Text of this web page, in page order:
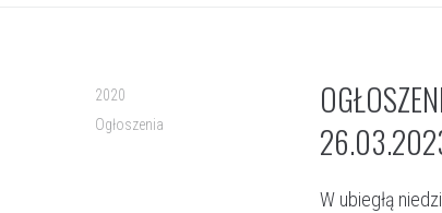
2020
Ogłoszenia
W ubiegłą